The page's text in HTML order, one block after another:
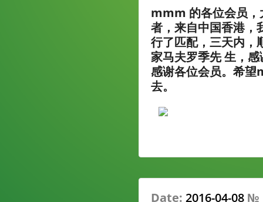
mmm 的各位会员，
者，来自中国香港，
行了匹配，三天内，
家马夫罗季先 生，
感谢各位会员。希
去。
Date: 2016-04-08 №